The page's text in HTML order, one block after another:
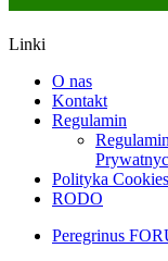
Linki
O nas
Kontakt
Regulamin
Polityka Cookies
RODO
Peregrinus